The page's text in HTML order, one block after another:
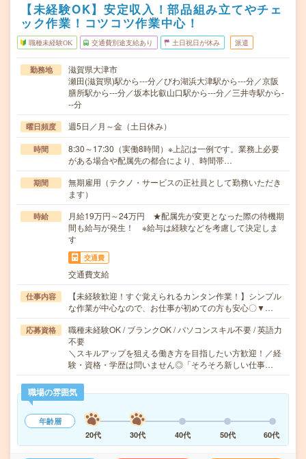
【未経験OK】安定収入！部品組み立てやチェ
ック作業！コツコツ作業中心！
職種未経験OK 交通費別途支給あり 土日祝日が休み 派遣
勤務地
滋賀県大津市
瀬田(滋賀県)駅から---分／びわ湖浜大津駅から---分／京阪
膳所駅から---分／坂本比叡山口駅から---分／三井寺駅から-
--分
曜日頻度 週5日／月～金（土日休み）
時間
8:30～17:30（実働8時間）※上記は一例です。業務上必要
がある場合や配属先の都合により、時間帯…
期間
無期雇用（テクノ・サービスの正社員として勤務いただき
ます）
時給
月給19万円～24万円 ★配属先が変更となった際の待機期
間も給与が発生！ ※給与は経験などを考慮して決定しま
す
交通費
交通費支給
仕事内容
【未経験歓迎！すぐ覚えられるカンタン作業！】シンプル
な作業が中心なので、お仕事が初めての方も安心〇▼…
応募資格
職種未経験OK / ブランクOK / パソコンスキル不要 / 英語力
不要
＼スキルアップを狙える働き方を目指したい方歓迎！／経
験・資格・学歴は問いません◎「そろそろ新しい仕事…
職場の雰囲気
年齢層
20代
30代 40代 50代 60代